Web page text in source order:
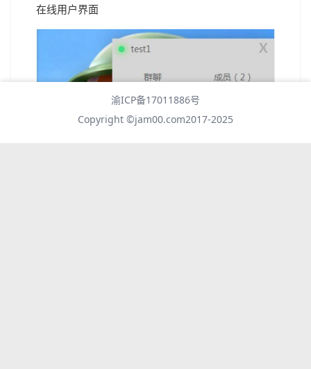
在线用户界面
渝ICP备17011886号
Copyright ©jam00.com2017-2025